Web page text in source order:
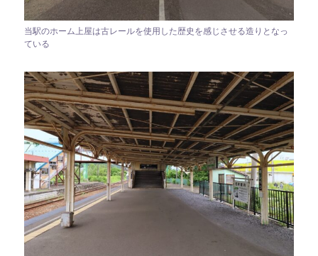
当駅のホーム上屋は古レールを使用した歴史を感じさせる造りとなっ
ている